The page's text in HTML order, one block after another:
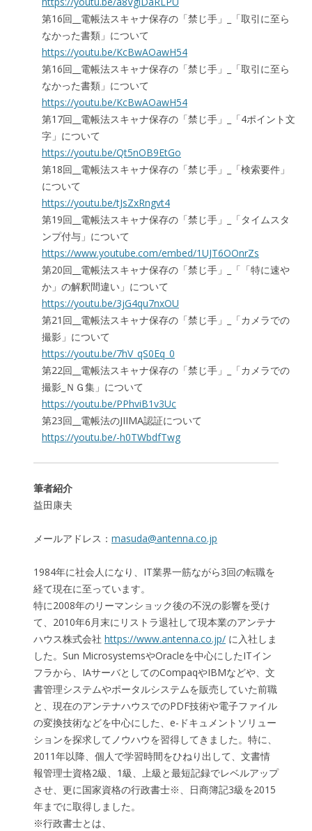
第16回__電帳法スキャナ保存の「禁じ手」_「取引に至ら
なかった書類」について
https://youtu.be/KcBwAOawH54
第16回__電帳法スキャナ保存の「禁じ手」_「取引に至ら
なかった書類」について
https://youtu.be/KcBwAOawH54
第17回__電帳法スキャナ保存の「禁じ手」_「4ポイント文
字」について
https://youtu.be/Qt5nOB9EtGo
第18回__電帳法スキャナ保存の「禁じ手」_「検索要件」
について
https://youtu.be/tJsZxRngvt4
第19回__電帳法スキャナ保存の「禁じ手」_「タイムスタ
ンプ付与」について
https://www.youtube.com/embed/1UJT6OOnrZs
第20回__電帳法スキャナ保存の「禁じ手」_「「特に速や
か」の解釈間違い」について
https://youtu.be/3jG4qu7nxOU
第21回__電帳法スキャナ保存の「禁じ手」_「カメラでの
撮影」について
https://youtu.be/7hV_qS0Eq_0
第22回__電帳法スキャナ保存の「禁じ手」_「カメラでの
撮影_ＮＧ集」について
https://youtu.be/PPhviB1v3Uc
第23回__電帳法のJIIMA認証について
https://youtu.be/-h0TWbdfTwg
筆者紹介
益田康夫
メールアドレス： masuda@antenna.co.jp
1984年に社会人になり、IT業界一筋ながら3回の転職を
経て現在に至っています。
特に2008年のリーマンショック後の不況の影響を受け
て、2010年6月末にリストラ退社して現本業のアンテナ
ハウス株式会社 https://www.antenna.co.jp/ に入社しま
した。Sun MicrosystemsやOracleを中心にしたITイン
フラから、IAサーバとしてのCompaqやIBMなどや、文
書管理システムやポータルシステムを販売していた前職
と、現在のアンテナハウスでのPDF技術や電子ファイル
の変換技術などを中心にした、e-ドキュメントソリュー
ションを探求してノウハウを習得してきました。特に、
2011年以降、個人で学習時間をひねり出して、文書情
報管理士資格2級、1級、上級と最短記録でレベルアップ
させ、更に国家資格の行政書士※、日商簿記3級を2015
年までに取得しました。
※行政書士とは、